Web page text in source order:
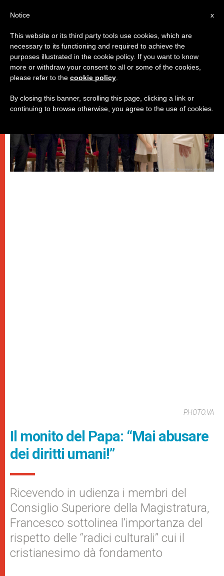
PAPI
PHOTO.VA
Il monito del Papa: “Mai abusare
dei diritti umani!”
Ricevendo in udienza i membri del
Consiglio Superiore della Magistratura,
Francesco sottolinea l’importanza del
rispetto delle “radici culturali” cui il
cristianesimo dà fondamento
x
Notice
This website or its third party tools use cookies, which are
necessary to its functioning and required to achieve the
purposes illustrated in the cookie policy. If you want to know
more or withdraw your consent to all or some of the cookies,
please refer to the cookie policy
By closing this banner, scrolling this page, clicking a link or
continuing to browse otherwise, you agree to the use of cookies.